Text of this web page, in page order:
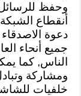
وحفظ
أنقطاع
دعوة
جميع أنحاء
الناس, كما
ومشاركة
خلفيات